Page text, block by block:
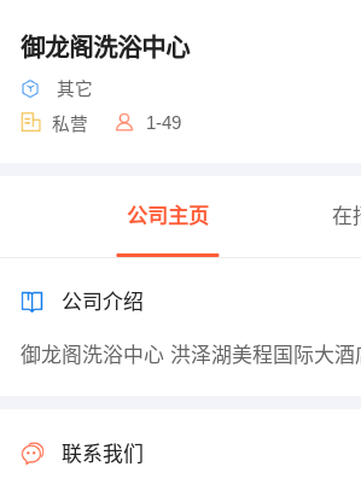
御龙阁洗浴中心
其它
私营
1-49
公司主页 在
公司介绍
御龙阁洗浴中心 洪泽湖美程国际大酒
联系我们